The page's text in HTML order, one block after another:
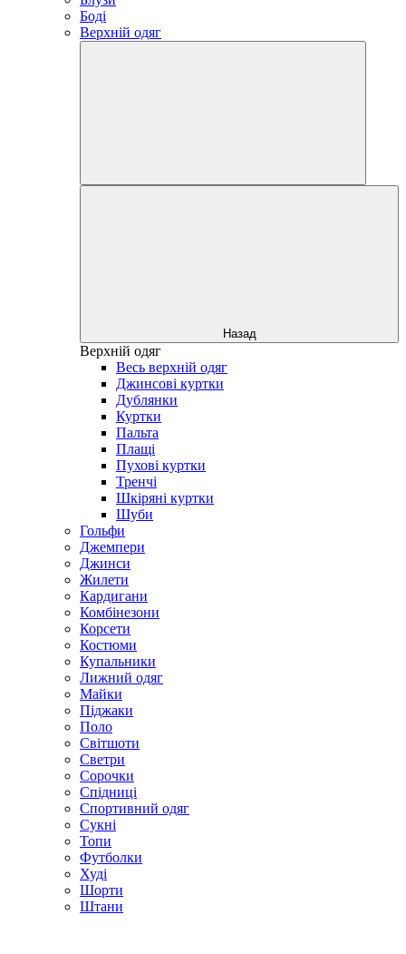
Боді
Верхній одяг
Назад
Верхній одяг
Весь верхній одяг
Джинсові куртки
Дублянки
Куртки
Пальта
Плащі
Пухові куртки
Тренчі
Шкіряні куртки
Шуби
Гольфи
Джемпери
Джинси
Жилети
Кардигани
Комбінезони
Корсети
Костюми
Купальники
Лижний одяг
Майки
Піджаки
Поло
Світшоти
Светри
Сорочки
Спідниці
Спортивний одяг
Сукні
Топи
Футболки
Худі
Шорти
Штани